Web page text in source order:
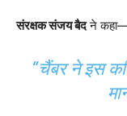
संरक्षक संजय बैदने
“चैंबर ने इस